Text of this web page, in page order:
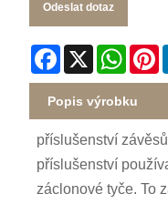
Odeslat dotaz
Facebook
X
Popis výrobku
příslušenství
příslušenství
záclonové tyče. To